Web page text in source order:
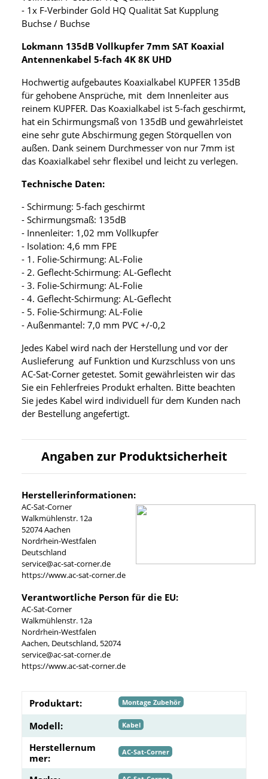
- 1x F-Verbinder Gold HQ Qualität Sat Kupplung
Buchse / Buchse
Lokmann 135dB Vollkupfer 7mm SAT Koaxial
Antennenkabel 5-fach 4K 8K UHD
Hochwertig aufgebautes Koaxialkabel KUPFER 135dB
für gehobene Ansprüche, mit dem Innenleiter aus
reinem KUPFER. Das Koaxialkabel ist 5-fach geschirmt,
hat ein Schirmungsmaß von 135dB und gewährleistet
eine sehr gute Abschirmung gegen Störquellen von
außen. Dank seinem Durchmesser von nur 7mm ist
das Koaxialkabel sehr flexibel und leicht zu verlegen.
Technische Daten:
- Schirmung: 5-fach geschirmt
- Schirmungsmaß: 135dB
- Innenleiter: 1,02 mm Vollkupfer
- Isolation: 4,6 mm FPE
- 1. Folie-Schirmung: AL-Folie
- 2. Geflecht-Schirmung: AL-Geflecht
- 3. Folie-Schirmung: AL-Folie
- 4. Geflecht-Schirmung: AL-Geflecht
- 5. Folie-Schirmung: AL-Folie
- Außenmantel: 7,0 mm PVC +/-0,2
Jedes Kabel wird nach der Herstellung und vor der
Auslieferung auf Funktion und Kurzschluss von uns
AC-Sat-Corner getestet. Somit gewährleisten wir das
Sie ein Fehlerfreies Produkt erhalten. Bitte beachten
Sie jedes Kabel wird individuell für dem Kunden nach
der Bestellung angefertigt.
Angaben zur Produktsicherheit
Herstellerinformationen:
AC-Sat-Corner
Walkmühlenstr. 12a
52074 Aachen
Nordrhein-Westfalen
Deutschland
service@ac-sat-corner.de
https://www.ac-sat-corner.de
Verantwortliche Person für die EU:
AC-Sat-Corner
Walkmühlenstr. 12a
Nordrhein-Westfalen
Aachen, Deutschland, 52074
service@ac-sat-corner.de
https://www.ac-sat-corner.de
Produktart: Montage Zubehör
Modell: Kabel
Herstellernum
mer:
AC-Sat-Corner